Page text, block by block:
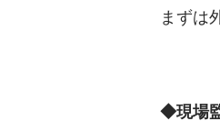
まずは
◆現場